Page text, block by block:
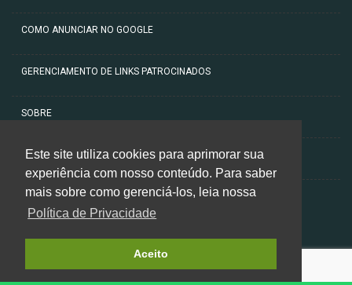
Este site utiliza cookies para aprimorar sua
experiência com nosso conteúdo. Para saber
mais sobre como gerenciá-los, leia nossa
Política de Privacidade
Aceito
COMO ANUNCIAR NO GOOGLE
GERENCIAMENTO DE LINKS PATROCINADOS
SOBRE
ARTIGOS
CONTATO